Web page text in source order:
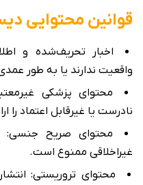
قوانین محتوایی
اخبار تحریف‌شده و
واقعیت ندارند یا به طور
محتوای پزشکی
نادرست یا غیرقابل اعتماد
محتوای صریح جنسی:
غیراخلاقی ممنوع است.
محتوای تروریستی: